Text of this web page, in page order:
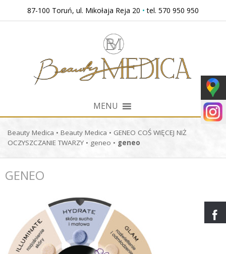
87-100 Toruń, ul. Mikołaja Reja 20 • tel. 570 950 950
MENU
Beauty Medica • Beauty Medica • GENEO COŚ WIĘCEJ NIŻ
OCZYSZCZANIE TWARZY • geneo • geneo
GENEO